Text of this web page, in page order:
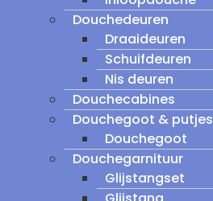
Douchedeuren
Draaideuren
Schuifdeuren
Nis deuren
Douchecabines
Douchegoot & putjes
Douchegoot
Douchegarnituur
Glijstangset